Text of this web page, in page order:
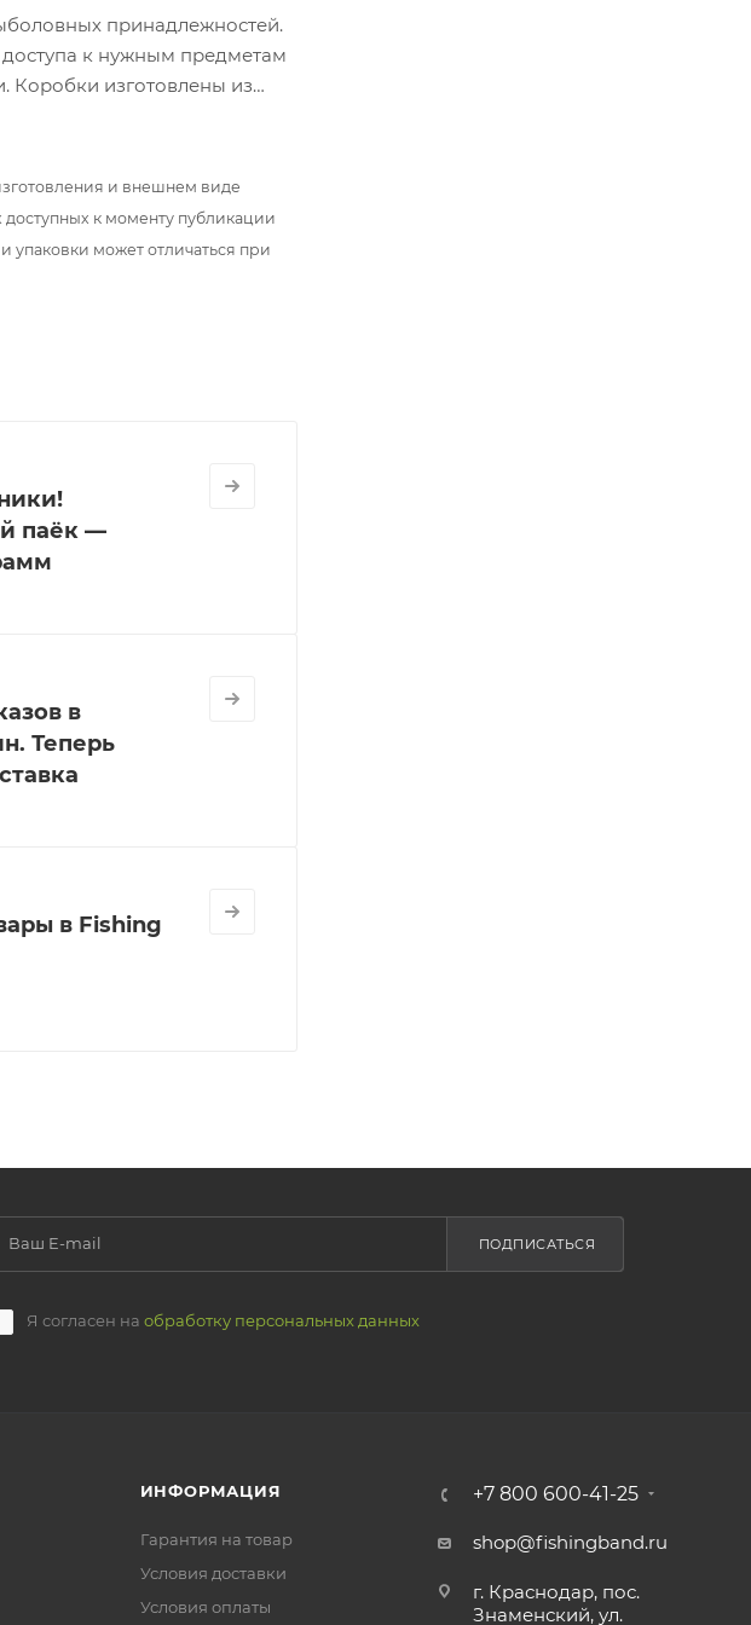
принадлежностей.
к нужным предметам
Коробки изготовлены из
и внешнем виде
доступных к моменту публикации
упаковки может отличаться при
паёк —
в
Теперь
в Fishing
Я согласен наобработку персональных данных
ПОДПИСАТЬСЯ
ИНФОРМАЦИЯ
Гарантия на товар
Условия доставки
Условия оплаты
+7 800 600-41-25
shop@fishingband.ru
г. Краснодар, пос.
Знаменский, ул.